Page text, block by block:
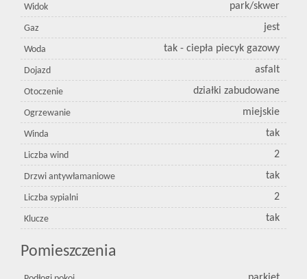
Widok park/skwer
Gaz jest
Woda tak - ciepła piecyk gazowy
Dojazd asfalt
Otoczenie działki zabudowane
Ogrzewanie miejskie
Winda tak
Liczba wind 2
Drzwi antywłamaniowe tak
Liczba sypialni 2
Klucze tak
Pomieszczenia